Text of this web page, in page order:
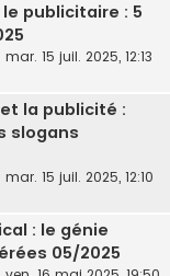
publicitaire : 5
mar. 15 juil. 2025, 12:13
et la publicité :
slogans
mar. 15 juil. 2025, 12:10
: le génie
05/2025